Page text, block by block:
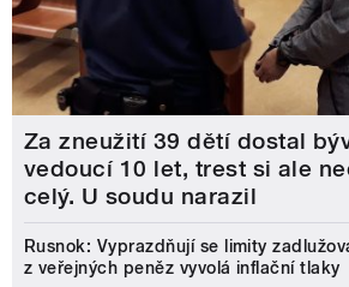
Za zneužití 39 dětí dostal
vedoucí 10 let, trest si ale
celý. U soudu narazil
Rusnok: Vyprazdňují se limity
z veřejných peněz vyvolá inflační tlaky